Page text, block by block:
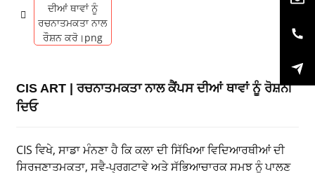
CIS ART | ਰਚਨਾਤਮਕਤਾ ਨਾਲ ਕੈਂਪਸ ਦੀਆਂ ਥਾਵਾਂ ਨੂੰ ਰੋਸ਼ਨੀ
ਦਿਓ
CIS ਵਿਖੇ, ਸਾਡਾ ਮੰਨਣਾ ਹੈ ਕਿ ਕਲਾ ਦੀ ਸਿੱਖਿਆ ਵਿਦਿਆਰਥੀਆਂ ਦੀ
ਸਿਰਜਣਾਤਮਕਤਾ, ਸਵੈ-ਪ੍ਰਗਟਾਵੇ ਅਤੇ ਸੱਭਿਆਚਾਰਕ ਸਮਝ ਨੂੰ ਪਾਲਣ